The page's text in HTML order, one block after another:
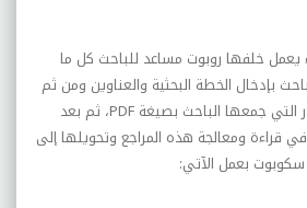
خلفها روبوت مساعد للباحث كل ما
بإدخال الخطة البحثية والعناوين ومن ثم
رفع جميع المراجع والمصادر التي جمعها الباحث بصيغة PDF، ثم بعد
قراءة ومعالجة هذه المراجع وتحويلها إلى
بعمل الآتي: